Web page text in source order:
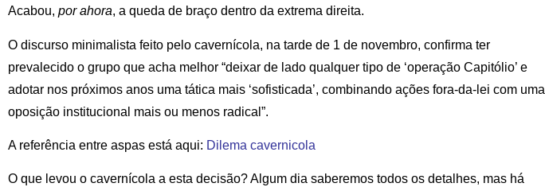
Acabou, por ahora, a queda de braço dentro da extrema direita.
O discurso minimalista feito pelo cavernícola, na tarde de 1 de novembro, confirma ter
prevalecido o grupo que acha melhor “deixar de lado qualquer tipo de ‘operação Capitólio’ e
adotar nos próximos anos uma tática mais ‘sofisticada’, combinando ações fora-da-lei com uma
oposição institucional mais ou menos radical”.
A referência entre aspas está aqui: Dilema cavernicola
O que levou o cavernícola a esta decisão? Algum dia saberemos todos os detalhes, mas há